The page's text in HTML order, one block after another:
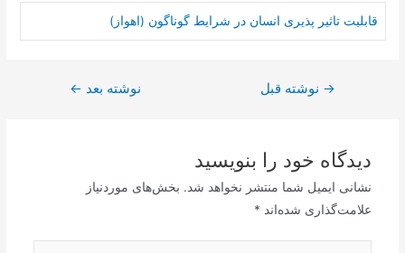
قابلیت تاثیر پذیری انسان در شرایط گوناگون (اهواز)
راهبری
→ نوشته قبل نوشته بعد ←
دیدگاه‌ خود را بنویسید
نشانی ایمیل شما منتشر نخواهد شد. بخش‌های موردنیاز
علامت‌گذاری شده‌اند *